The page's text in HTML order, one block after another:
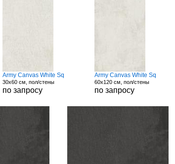
Army Canvas White Sq
30x60 см, пол/стены
по запросу
Army Canvas White Sq
60x120 см, пол/стены
по запросу